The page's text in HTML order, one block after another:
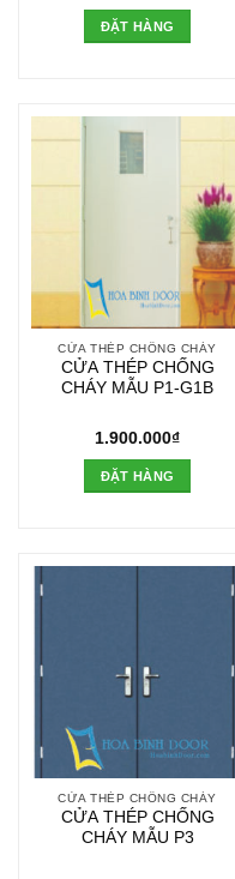
ĐẶT HÀNG
CỬA THÉP CHỐNG CHÁY
CỬA THÉP CHỐNG
CHÁY MẪU P1-G1B
1.900.000₫
ĐẶT HÀNG
CỬA THÉP CHỐNG CHÁY
CỬA THÉP CHỐNG
CHÁY MẪU P3